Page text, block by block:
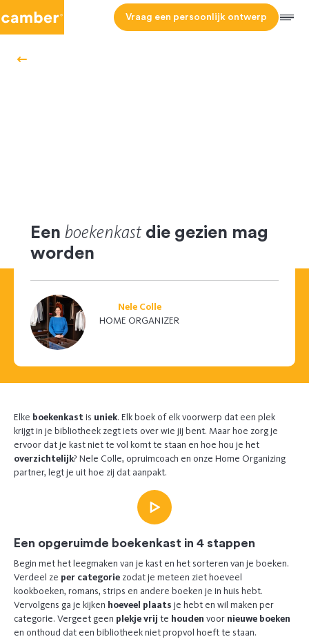
Vraag een persoonlijk ontwerp Menu
Een boekenkast die gezien mag
worden
Nele Colle
HOME ORGANIZER
Elke boekenkastis uniek. Elk boek of elk voorwerp dat een plek
krijgt in je bibliotheek zegt iets over wie jij bent. Maar hoe zorg je
ervoor dat je kast niet te vol komt te staan en hoe hou je het
overzichtelijk? Nele Colle, opruimcoach en onze Home Organizing
partner, legt je uit hoe zij dat aanpakt.
Een opgeruimde boekenkast in 4 stappen
Begin met het leegmaken van je kast en het sorteren van je boeken.
Verdeel ze per categorie zodat je meteen ziet hoeveel
kookboeken, romans, strips en andere boeken je in huis hebt.
Vervolgens ga je kijken hoeveel plaats je hebt en wil maken per
categorie. Vergeet geen plekje vrij te houden voor nieuwe boeken
en onthoud dat een bibliotheek niet propvol hoeft te staan.